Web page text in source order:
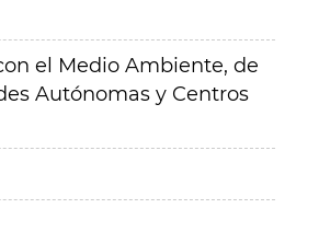
el Medio Ambiente, de
Autónomas y Centros